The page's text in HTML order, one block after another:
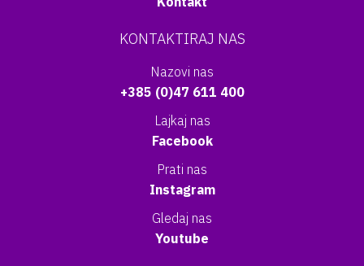
KONTAKTIRAJ NAS
Nazovi nas
+385 (0)47 611 400
Lajkaj nas
Facebook
Prati nas
Instagram
Gledaj nas
Youtube